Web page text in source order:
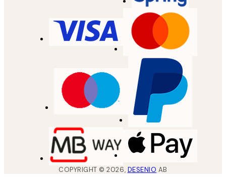
COPYRIGHT ©2026, DESENIO AB